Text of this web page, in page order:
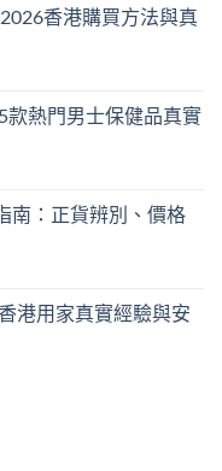
香港購買方法與真
款熱門男士保健品真實
南：正貨辨別、價格
港用家真實經驗與安